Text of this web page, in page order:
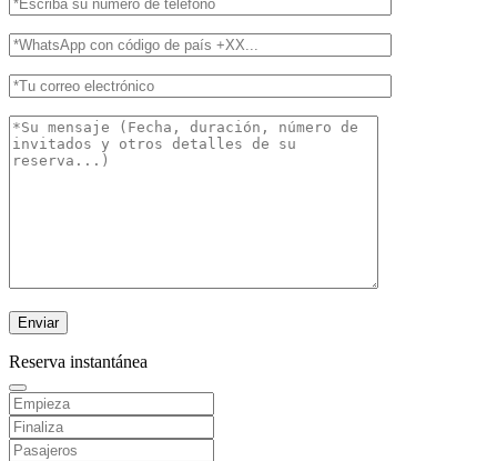
Reserva instantánea